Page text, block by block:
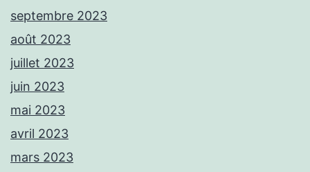
septembre 2023
août 2023
juillet 2023
juin 2023
mai 2023
avril 2023
mars 2023